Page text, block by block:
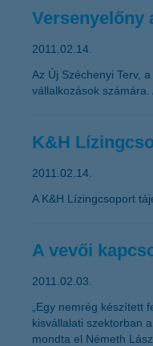
Versenyelőny
2011.02.14.
Az Új Széchenyi Terv,
vállalkozások
K&H
2011.02.14.
A K&H Lízingcsoport
A vevői
2011.02.03.
„Egy nemrég
kisvállalati szektorban
mondta el Németh